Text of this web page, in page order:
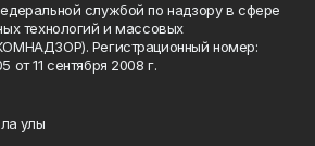
службой по надзору в сфере
технологий и массовых
Регистрационный номер:
11 сентября 2008 г.
улы